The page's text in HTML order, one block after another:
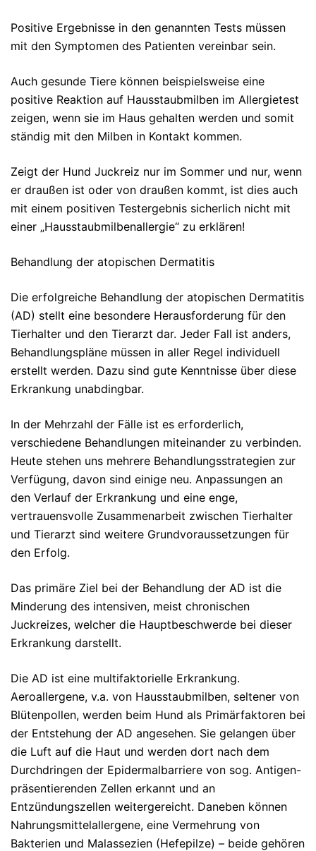
Positive Ergebnisse in den genannten Tests müssen
mit den Symptomen des Patienten vereinbar sein.
Auch gesunde Tiere können beispielsweise eine
positive Reaktion auf Hausstaubmilben im Allergietest
zeigen, wenn sie im Haus gehalten werden und somit
ständig mit den Milben in Kontakt kommen.
Zeigt der Hund Juckreiz nur im Sommer und nur, wenn
er draußen ist oder von draußen kommt, ist dies auch
mit einem positiven Testergebnis sicherlich nicht mit
einer „Hausstaubmilbenallergie“ zu erklären!
Behandlung der atopischen Dermatitis
Die erfolgreiche Behandlung der atopischen Dermatitis
(AD) stellt eine besondere Herausforderung für den
Tierhalter und den Tierarzt dar. Jeder Fall ist anders,
Behandlungspläne müssen in aller Regel individuell
erstellt werden. Dazu sind gute Kenntnisse über diese
Erkrankung unabdingbar.
In der Mehrzahl der Fälle ist es erforderlich,
verschiedene Behandlungen miteinander zu verbinden.
Heute stehen uns mehrere Behandlungsstrategien zur
Verfügung, davon sind einige neu. Anpassungen an
den Verlauf der Erkrankung und eine enge,
vertrauensvolle Zusammenarbeit zwischen Tierhalter
und Tierarzt sind weitere Grundvoraussetzungen für
den Erfolg.
Das primäre Ziel bei der Behandlung der AD ist die
Minderung des intensiven, meist chronischen
Juckreizes, welcher die Hauptbeschwerde bei dieser
Erkrankung darstellt.
Die AD ist eine multifaktorielle Erkrankung.
Aeroallergene, v.a. von Hausstaubmilben, seltener von
Blütenpollen, werden beim Hund als Primärfaktoren bei
der Entstehung der AD angesehen. Sie gelangen über
die Luft auf die Haut und werden dort nach dem
Durchdringen der Epidermalbarriere von sog. Antigen-
präsentierenden Zellen erkannt und an
Entzündungszellen weitergereicht. Daneben können
Nahrungsmittelallergene, eine Vermehrung von
Bakterien und Malassezien (Hefepilze) – beide gehören